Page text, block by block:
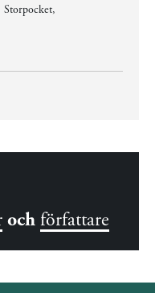
Storpocket,
och författare